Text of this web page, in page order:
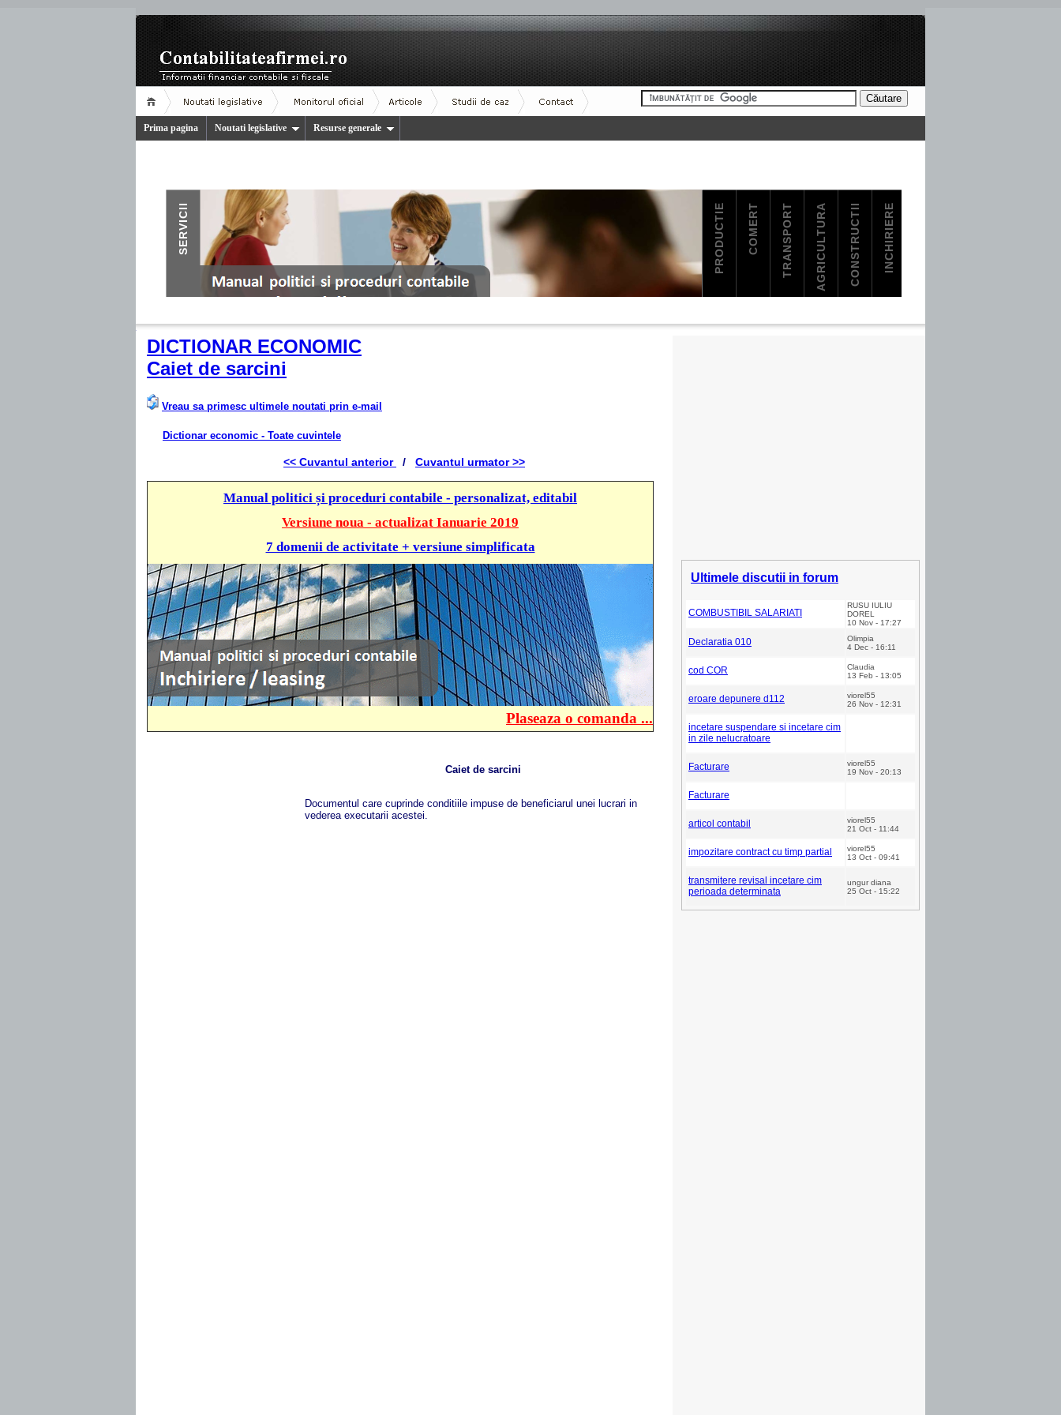
Prima pagina Noutati legislative Resurse generale
DICTIONAR ECONOMIC
Caiet de sarcini
Vreau sa primesc ultimele noutati prin e-mail
Dictionar economic - Toate cuvintele
<< Cuvantul anterior / Cuvantul urmator >>
Manual politici și proceduri contabile - personalizat, editabil
Versiune noua - actualizat Ianuarie 2019
7 domenii de activitate + versiune simplificata
Plaseaza o comanda ...
Caiet de sarcini
Documentul care cuprinde conditiile impuse de beneficiarul unei lucrari in
vederea executarii acestei.
Ultimele discutii in forum
COMBUSTIBIL SALARIATI
RUSU IULIU
DOREL
10 Nov - 17:27
Declaratia 010
Olimpia
4 Dec - 16:11
cod COR
Claudia
13 Feb - 13:05
eroare depunere d112
viorel55
26 Nov - 12:31
incetare suspendare si incetare cim
in zile nelucratoare
Facturare
viorel55
19 Nov - 20:13
Facturare
articol contabil
viorel55
21 Oct - 11:44
impozitare contract cu timp partial
viorel55
13 Oct - 09:41
transmitere revisal incetare cim
perioada determinata
ungur diana
25 Oct - 15:22